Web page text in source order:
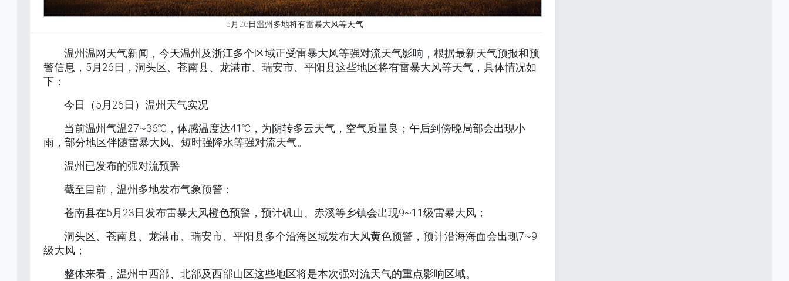
5月26日温州多地将有雷暴大风等天气
温州温网天气新闻，今天温州及浙江多个区域正受雷暴大风等强对流天气影响，根据最新天气预报和预
警信息，5月26日，洞头区、苍南县、龙港市、瑞安市、平阳县这些地区将有雷暴大风等天气，具体情况如
下：
今日（5月26日）温州天气实况
当前温州气温27~36℃，体感温度达41℃，为阴转多云天气，空气质量良；午后到傍晚局部会出现小
雨，部分地区伴随雷暴大风、短时强降水等强对流天气。
温州已发布的强对流预警
截至目前，温州多地发布气象预警：
苍南县在5月23日发布雷暴大风橙色预警，预计矾山、赤溪等乡镇会出现9~11级雷暴大风；
洞头区、苍南县、龙港市、瑞安市、平阳县多个沿海区域发布大风黄色预警，预计沿海海面会出现7~9
级大风；
整体来看，温州中西部、北部及西部山区这些地区将是本次强对流天气的重点影响区域。